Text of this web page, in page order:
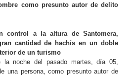
como presunto autor de delito
control a la altura de Santomera,
cantidad de hachís en un doble
de un turismo
la noche del pasado martes, día 05,
una persona, como presunto autor de